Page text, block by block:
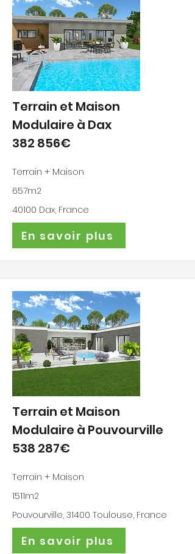
Terrain et Maison
Modulaire à Dax
382 856€
Terrain + Maison
657m2
40100 Dax, France
En savoir plus
Terrain et Maison
Modulaire à Pouvourville
538 287€
Terrain + Maison
1511m2
Pouvourville, 31400 Toulouse, France
En savoir plus